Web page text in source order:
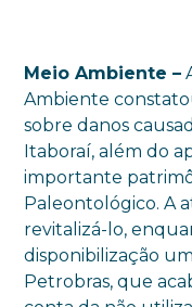
Meio Ambiente –
Ambiente
sobre danos
Itaboraí, além do
importante
Paleontológico. A
revitalizá-lo,
disponibilização
Petrobras, que